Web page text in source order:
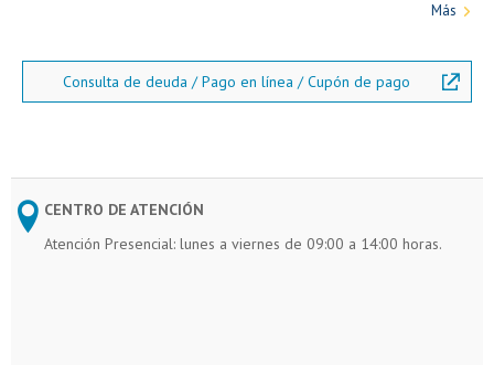
Más
Consulta de deuda / Pago en línea / Cupón de pago
CENTRO DE ATENCIÓN
Atención Presencial: lunes a viernes de 09:00 a 14:00 horas.